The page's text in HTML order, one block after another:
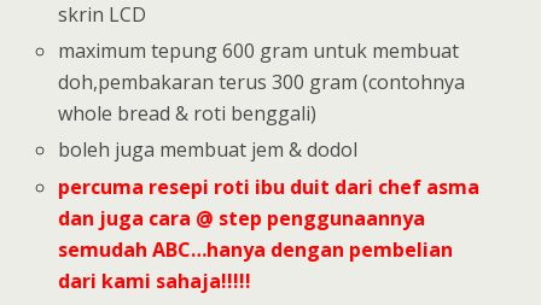
skrin LCD
maximum tepung 600 gram untuk membuat
doh,pembakaran terus 300 gram (contohnya
whole bread & roti benggali)
boleh juga membuat jem & dodol
percuma resepi roti ibu duit dari chef asma
dan juga cara @ step penggunaannya
semudah ABC…hanya dengan pembelian
dari kami sahaja!!!!!